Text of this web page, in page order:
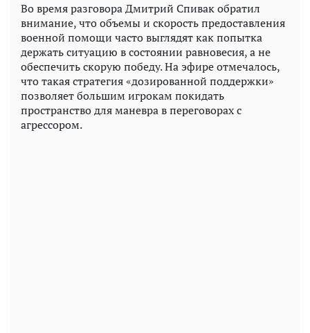
Во время разговора Дмитрий Спивак обратил
внимание, что объемы и скорость предоставления
военной помощи часто выглядят как попытка
держать ситуацию в состоянии равновесия, а не
обеспечить скорую победу. На эфире отмечалось,
что такая стратегия «дозированной поддержки»
позволяет большим игрокам покидать
пространство для маневра в переговорах с
агрессором.